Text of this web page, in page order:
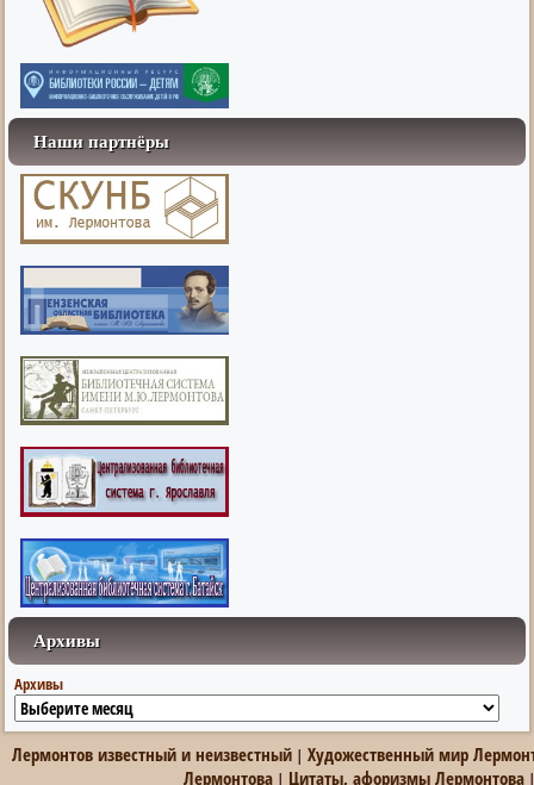
Наши партнёры
Архивы
Архивы
Лермонтов известный и неизвестный |Художественный мир
Лермонтова | Цитаты, афоризмы Лермонтова